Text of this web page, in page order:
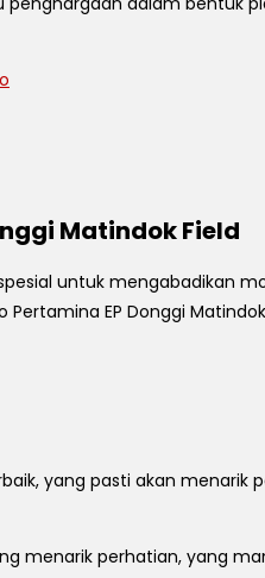
Matindok Field
untuk mengabadikan
EP Donggi Matindok
yang pasti akan
menarik perhatian, yang